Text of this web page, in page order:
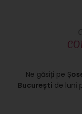
Ne găsiți pe Ș
București de luni